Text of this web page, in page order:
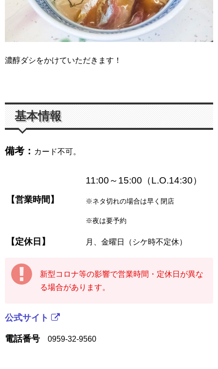
濃醇ダシをかけていただきます！
基本情報
備考： カード不可。
【営業時間】
11:00～15:00（L.O.14:30）
※ネタ切れの場合は早く閉店
※夜は要予約
【定休日】 月、金曜日（シケ時不定休）
新型コロナ等の影響で営業時間・定休日が異な
る場合があります。
公式サイト
電話番号 0959-32-9560